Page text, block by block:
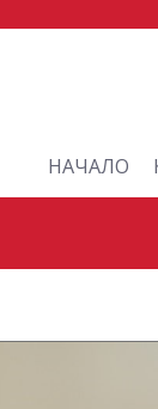
НАЧАЛО